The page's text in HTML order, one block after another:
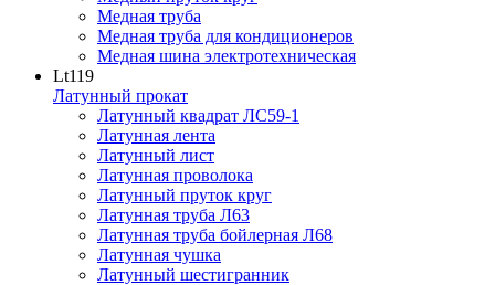
Медная труба
Медная труба для кондиционеров
Медная шина электротехническая
Lt119
Латунный прокат
Латунный квадрат ЛС59-1
Латунная лента
Латунный лист
Латунная проволока
Латунный пруток круг
Латунная труба Л63
Латунная труба бойлерная Л68
Латунная чушка
Латунный шестигранник